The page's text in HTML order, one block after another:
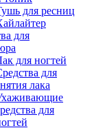
для ресниц
для
для ногтей
для
лака
для